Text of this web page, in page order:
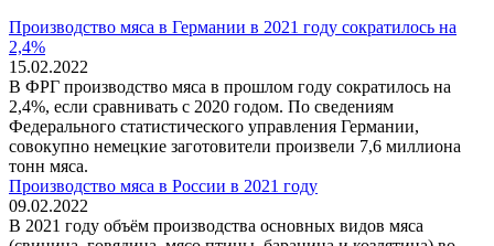
Производство мяса в Германии в 2021 году сократилось на
2,4%
15.02.2022
В ФРГ производство мяса в прошлом году сократилось на
2,4%, если сравнивать с 2020 годом. По сведениям
Федерального статистического управления Германии,
совокупно немецкие заготовители произвели 7,6 миллиона
тонн мяса.
Производство мяса в России в 2021 году
09.02.2022
В 2021 году объём производства основных видов мяса